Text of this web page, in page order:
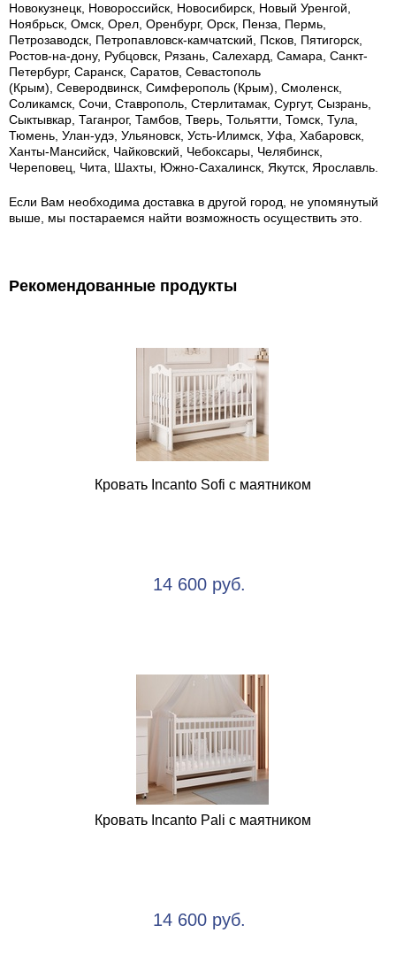
Новокузнецк, Новороссийск, Новосибирск, Новый Уренгой,
Ноябрьск, Омск, Орел, Оренбург, Орск, Пенза, Пермь,
Петрозаводск, Петропавловск-камчатский, Псков, Пятигорск,
Ростов-на-дону, Рубцовск, Рязань, Салехард, Самара, Санкт-
Петербург, Саранск, Саратов, Севастополь
(Крым), Северодвинск, Симферополь (Крым), Смоленск,
Соликамск, Сочи, Ставрополь, Стерлитамак, Сургут, Сызрань,
Сыктывкар, Таганрог, Тамбов, Тверь, Тольятти, Томск, Тула,
Тюмень, Улан-удэ, Ульяновск, Усть-Илимск, Уфа, Хабаровск,
Ханты-Мансийск, Чайковский, Чебоксары, Челябинск,
Череповец, Чита, Шахты, Южно-Сахалинск, Якутск, Ярославль.
Если Вам необходима доставка в другой город, не упомянутый
выше, мы постараемся найти возможность осуществить это.
Рекомендованные продукты
Кровать Incanto Sofi с маятником
14 600 руб.
Кровать Incanto Pali с маятником
14 600 руб.